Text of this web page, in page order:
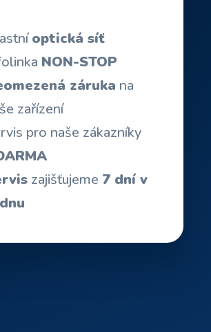
optická síť
NON-STOP
záruka na
zařízení
pro naše zákazníky
zajišťujeme 7 dní v